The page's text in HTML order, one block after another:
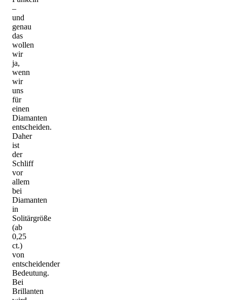
–
und
genau
das
wollen
wir
ja,
wenn
wir
uns
für
einen
Diamanten
entscheiden.
Daher
ist
der
Schliff
vor
allem
bei
Diamanten
in
Solitärgröße
(ab
0,25
ct.)
von
entscheidender
Bedeutung.
Bei
Brillanten